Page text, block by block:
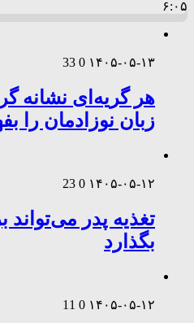
۶:۰۵
۱۴۰۵-۰۵-۱۳ 0
33
هر گریه‌ای نشانه
زبان نوزادمان را
۱۴۰۵-۰۵-۱۲ 0
23
تغذیه پدر می‌تواند
بگذارد
۱۴۰۵-۰۵-۱۲ 0
11